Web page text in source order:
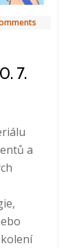
7.
a